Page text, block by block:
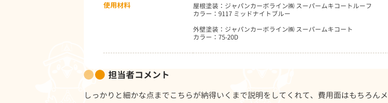
使用材料
屋根塗装：ジャパンカーボライン㈱ スーパームキコートルーフ
カラー：9117 ミッドナイトブルー
外壁塗装：ジャパンカーボライン㈱ スーパームキコート
カラー：75-20D
担当者コメント
しっかりと細かな点までこちらが納得いくまで説明をしてくれて、費用面はもちろん